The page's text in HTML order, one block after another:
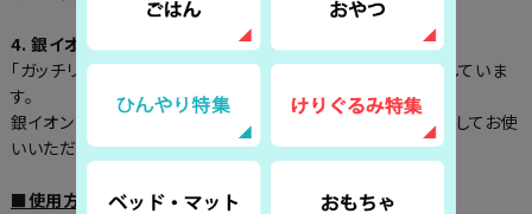
4. 銀イオンでクリーン！
「ガッチリ固まる 木の猫砂」全体に銀イオン水を加えて製造していま
す。
銀イオンは自然環境にも優しく、人にもペットにも安全。安心してお使
いいただけます。
■使用方法